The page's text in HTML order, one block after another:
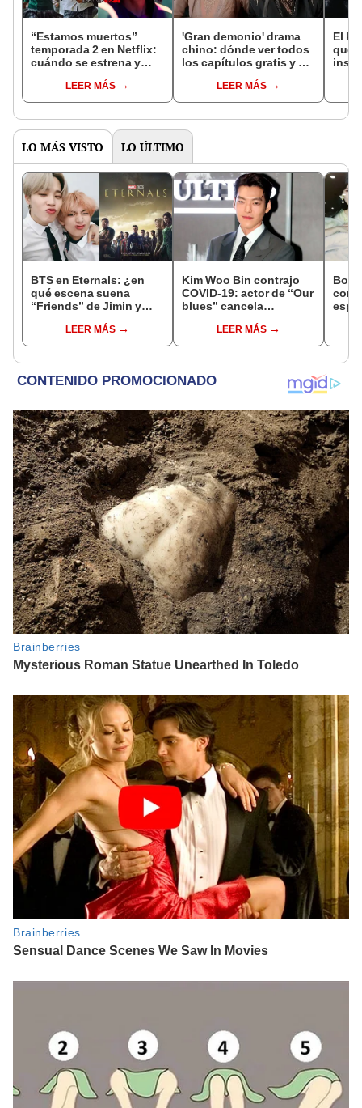
“Estamos muertos”
temporada 2 en Netflix:
cuándo se estrena y
temporadaLEER MÁS
'Gran demonio' drama
chino: dónde ver todos
los capítulos gratis y en
LEER MÁS
El k-
que
LO MÁS VISTO LO ÚLTIMO
BTS en Eternals: ¿en
qué escena suena
“Friends” de Jimin y
LEER MÁS
Kim Woo Bin contrajo
COVID-19: actor de “Our
blues” cancela
LEER MÁS